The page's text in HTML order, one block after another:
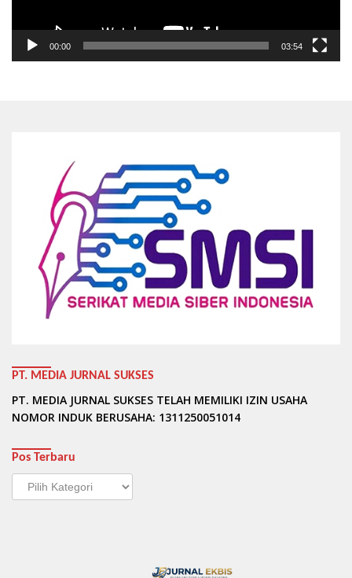
00:00 03:54
PT. MEDIA JURNAL SUKSES
PT. MEDIA JURNAL SUKSES TELAH MEMILIKI IZIN USAHA
NOMOR INDUK BERUSAHA: 1311250051014
Pos Terbaru
Pos
Terbaru